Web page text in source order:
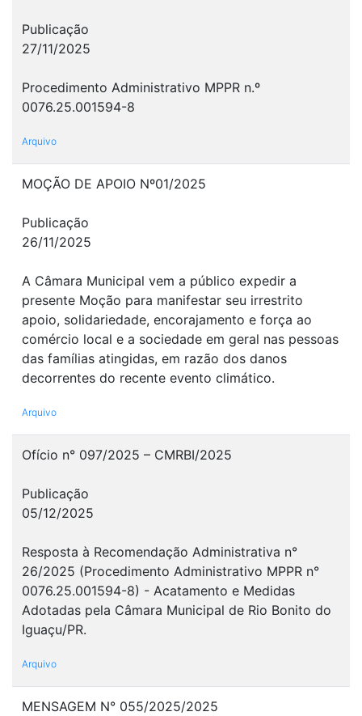
Publicação
27/11/2025
Procedimento Administrativo MPPR n.º
0076.25.001594-8
Arquivo
MOÇÃO DE APOIO Nº01/2025
Publicação
26/11/2025
A Câmara Municipal vem a público expedir a
presente Moção para manifestar seu irrestrito
apoio, solidariedade, encorajamento e força ao
comércio local e a sociedade em geral nas pessoas
das famílias atingidas, em razão dos danos
decorrentes do recente evento climático.
Arquivo
Ofício n° 097/2025 – CMRBI/2025
Publicação
05/12/2025
Resposta à Recomendação Administrativa n°
26/2025 (Procedimento Administrativo MPPR n°
0076.25.001594-8) - Acatamento e Medidas
Adotadas pela Câmara Municipal de Rio Bonito do
Iguaçu/PR.
Arquivo
MENSAGEM N° 055/2025/2025